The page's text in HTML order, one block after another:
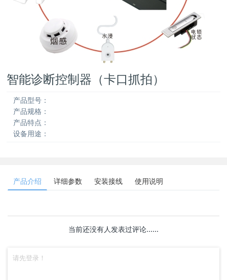
智能诊断控制器（卡口抓拍）
产品型号：
产品规格：
产品特点：
设备用途：
产品介绍 详细参数 安装接线 使用说明
当前还没有人发表过评论......